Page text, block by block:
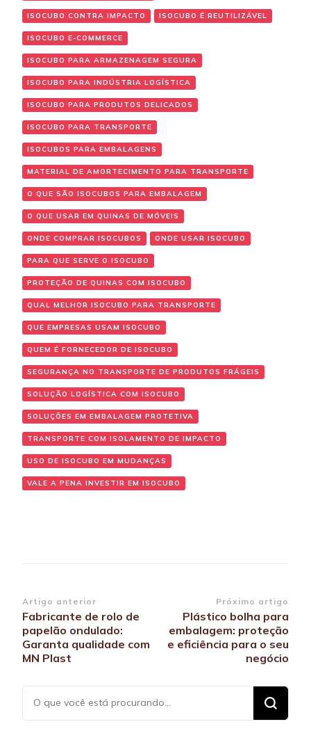
ISOCUBO CONTRA IMPACTO ISOCUBO É REUTILIZÁVEL
ISOCUBO E-COMMERCE
ISOCUBO PARA ARMAZENAGEM SEGURA
ISOCUBO PARA INDÚSTRIA LOGÍSTICA
ISOCUBO PARA PRODUTOS DELICADOS
ISOCUBO PARA TRANSPORTE
ISOCUBOS PARA EMBALAGENS
MATERIAL DE AMORTECIMENTO PARA TRANSPORTE
O QUE SÃO ISOCUBOS PARA EMBALAGEM
O QUE USAR EM QUINAS DE MÓVEIS
ONDE COMPRAR ISOCUBOS ONDE USAR ISOCUBO
PARA QUE SERVE O ISOCUBO
PROTEÇÃO DE QUINAS COM ISOCUBO
QUAL MELHOR ISOCUBO PARA TRANSPORTE
QUE EMPRESAS USAM ISOCUBO
QUEM É FORNECEDOR DE ISOCUBO
SEGURANÇA NO TRANSPORTE DE PRODUTOS FRÁGEIS
SOLUÇÃO LOGÍSTICA COM ISOCUBO
SOLUÇÕES EM EMBALAGEM PROTETIVA
TRANSPORTE COM ISOLAMENTO DE IMPACTO
USO DE ISOCUBO EM MUDANÇAS
VALE A PENA INVESTIR EM ISOCUBO
Navegação
de
post
Artigo anterior
Fabricante de rolo de
papelão ondulado:
Garanta qualidade com
MN Plast
Próximo artigo
Plástico bolha para
embalagem: proteção
e eficiência para o seu
negócio
Procurando
algo?